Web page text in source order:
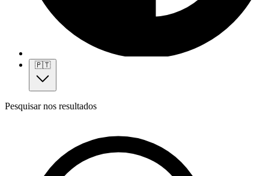
🇵🇹
Pesquisar nos resultados